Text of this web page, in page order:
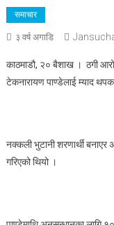
समाचार
३ वर्ष अगाडि
काठमाडौ‌, २० बैशाख । ठगी
टेकनारायण पाण्डेलाई म्याद
नक्कली भुटानी शरणार्थी
गरिएको थियो ।